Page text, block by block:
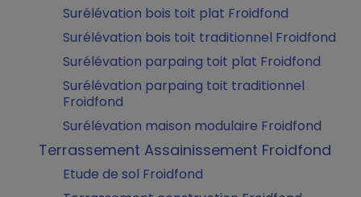
Surélévation bois toit plat Froidfond
Surélévation bois toit traditionnel Froidfond
Surélévation parpaing toit plat Froidfond
Surélévation parpaing toit traditionnel
Froidfond
Surélévation maison modulaire Froidfond
Terrassement Assainissement Froidfond
Etude de sol Froidfond